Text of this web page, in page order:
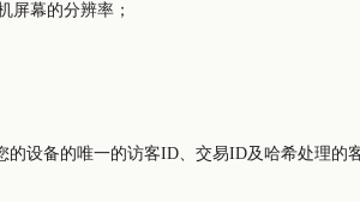
屏幕的分辨率；
的设备的唯一的访客ID、交易ID及哈希处理的